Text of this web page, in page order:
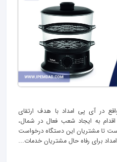
در آی پی امداد با هدف ارتقای
به ایجاد شعب فعال در شمال،
تا مشتریان این دستگاه درخواست
برای رفاه حال مشتریان خدمات...